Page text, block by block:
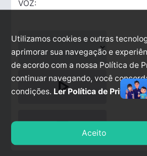
VOZ:
play_arrow
stop
Utilizamos cookies e outras
aprimorar sua navegação e
de acordo com a nossa Política de
continuar navegando, você
condições. Ler Política de
Aceito